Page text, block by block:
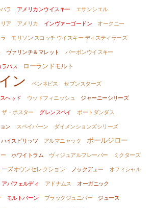
ラ アメリカンウイスキー
エサンシエル
ア アメリカ インヴァーゴードン
オークニー
モリソン スコッチ ウイスキー ディスティラーズ
ヴァリンチ＆マレット バーボンウイスキー
ラバス ローランドモルト
ン ベンネビス
セブンスターズ
ヘッド
ウッドフィニッシュ
ジャーニーシリーズ
ザ・ポスター グレンスペイ
ポートダンダス
ン
スペイバーン
ダイメンションズシリーズ
ハイスピリッツ アルマニャック ポールジロー
ホワイトラム ヴィジュアルフレーバー
ミクターズ
ーズオウンセレクション ノックデュー
オフィシャル
アバフェルディ アドナムス
オーガニック
モルトバーン ブラックジュニパー
ジュース